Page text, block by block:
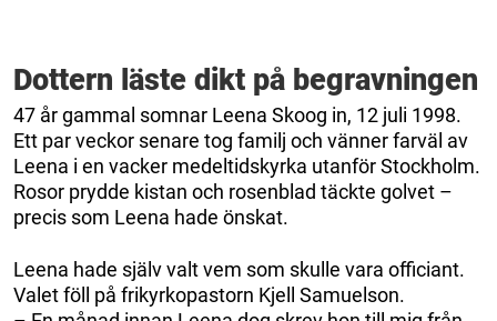
Dottern läste dikt på begravningen
47 år gammal somnar Leena Skoog in, 12 juli 1998.
Ett par veckor senare tog familj och vänner farväl av
Leena i en vacker medeltidskyrka utanför Stockholm.
Rosor prydde kistan och rosenblad täckte golvet –
precis som Leena hade önskat.
Leena hade själv valt vem som skulle vara officiant.
Valet föll på frikyrkopastorn Kjell Samuelson.